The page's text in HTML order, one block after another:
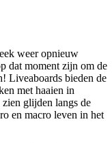
weer opnieuw
dat moment zijn om de
Liveaboards bieden de
met haaien in
glijden langs de
en macro leven in het